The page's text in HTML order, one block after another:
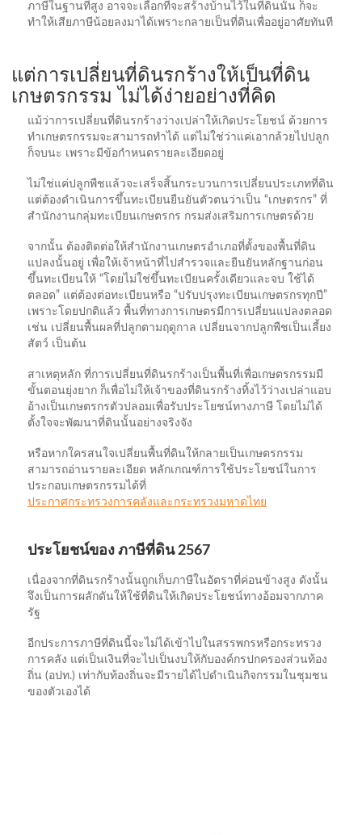
ภาษีในฐานที่สูง อาจจะเลือกที่จะสร้างบ้านไว้ในที่ดินนั้น ก็จะ
ทำให้เสียภาษีน้อยลงมาได้เพราะกลายเป็นที่ดินเพื่ออยู่อาศัยทันที
แต่การเปลี่ยนที่ดินรกร้างให้เป็นที่ดิน
เกษตรกรรม ไม่ได้ง่ายอย่างที่คิด
แม้ว่าการเปลี่ยนที่ดินรกร้างว่างเปล่าให้เกิดประโยชน์ ด้วยการ
ทำเกษตรกรรมจะสามารถทำได้ แต่ไม่ใช่ว่าแค่เอากล้วยไปปลูก
ก็จบนะ เพราะมีข้อกำหนดรายละเอียดอยู่
ไม่ใช่แค่ปลูกพืชแล้วจะเสร็จสิ้นกระบวนการเปลี่ยนประเภทที่ดิน
แต่ต้องดำเนินการขึ้นทะเบียนยืนยันตัวตนว่าเป็น “เกษตรกร” ที่
สำนักงานกลุ่มทะเบียนเกษตรกร กรมส่งเสริมการเกษตรด้วย
จากนั้น ต้องติดต่อให้สำนักงานเกษตรอำเภอที่ตั้งของพื้นที่ดิน
แปลงนั้นอยู่ เพื่อให้เจ้าหน้าที่ไปสำรวจและยืนยันหลักฐานก่อน
ขึ้นทะเบียนให้ “โดยไม่ใช่ขึ้นทะเบียนครั้งเดียวและจบ ใช้ได้
ตลอด” แต่ต้องต่อทะเบียนหรือ “ปรับปรุงทะเบียนเกษตรกรทุกปี”
เพราะโดยปกติแล้ว พื้นที่ทางการเกษตรมีการเปลี่ยนแปลงตลอด
เช่น เปลี่ยนพื้นผลที่ปลูกตามฤดูกาล เปลี่ยนจากปลูกพืชเป็นเลี้ยง
สัตว์ เป็นต้น
สาเหตุหลัก ที่การเปลี่ยนที่ดินรกร้างเป็นพื้นที่เพื่อเกษตรกรรมมี
ขั้นตอนยุ่งยาก ก็เพื่อไม่ให้เจ้าของที่ดินรกร้างทิ้งไว้ว่างเปล่าแอบ
อ้างเป็นเกษตรกรตัวปลอมเพื่อรับประโยชน์ทางภาษี โดยไม่ได้
ตั้งใจจะพัฒนาที่ดินนั้นอย่างจริงจัง
หรือหากใครสนใจเปลี่ยนพื้นที่ดินให้กลายเป็นเกษตรกรรม
สามารถอ่านรายละเอียด หลักเกณฑ์การใช้ประโยชน์ในการ
ประกอบเกษตรกรรมได้ที่
ประกาศกระทรวงการคลังและกระทรวงมหาดไทย
ประโยชน์ของ ภาษีที่ดิน 2567
เนื่องจากที่ดินรกร้างนั้นถูกเก็บภาษีในอัตราที่ค่อนข้างสูง ดังนั้น
จึงเป็นการผลักดันให้ใช้ที่ดินให้เกิดประโยชน์ทางอ้อมจากภาค
รัฐ
อีกประการภาษีที่ดินนี้จะไม่ได้เข้าไปในสรรพกรหรือกระทรวง
การคลัง แต่เป็นเงินที่จะไปเป็นงบให้กับองค์กรปกครองส่วนท้อง
ถิ่น (อปท.) เท่ากับท้องถิ่นจะมีรายได้ไปดำเนินกิจกรรมในชุมชน
ของตัวเองได้